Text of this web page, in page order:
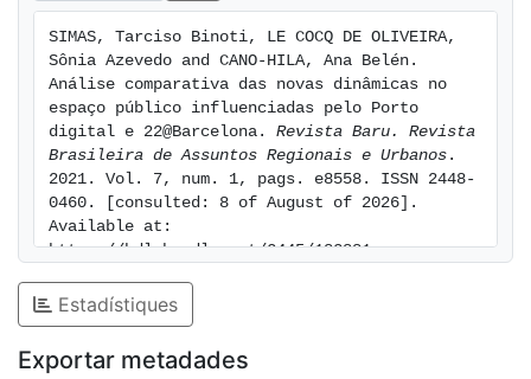
SIMAS, Tarciso Binoti, LE COCQ DE OLIVEIRA,
Sônia Azevedo and CANO-HILA, Ana Belén.
Análise comparativa das novas dinâmicas no
espaço público influenciadas pelo Porto
digital e 22@Barcelona. Revista Baru. Revista
Brasileira de Assuntos Regionais e Urbanos .
2021. Vol. 7, num. 1, pags. e8558. ISSN 2448-
0460. [consulted: 8 of August of 2026].
Available at:
https://hdl.handle.net/2445/183881
Estadístiques
Exportar metadades